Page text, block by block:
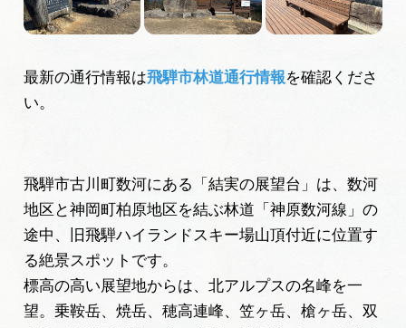
アクセス
買い物・お土産
体験予約サイト「ＶＩＳＩＴ岐阜県」
岐阜県アウトドア観光キャンペーン
最新の通行情報は飛騨市林道通行情報を確認くださ
い。
飛騨市古川町数河にある「結実の展望台」は、数河
地区と神岡町柏原地区を結ぶ林道「神原数河線」の
途中、旧飛騨ハイランドスキー場山頂付近に位置す
る絶景スポットです。
標高の高い展望地からは、北アルプスの名峰を一
望。 乗鞍岳、 焼岳、 穂高連峰、 笠ヶ岳、 槍ヶ岳、 双